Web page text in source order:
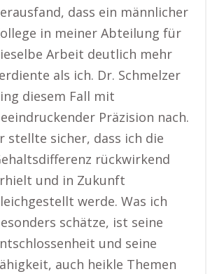
dass ein männlicher
in meiner Abteilung für
Arbeit deutlich mehr
als ich. Dr. Schmelzer
diesem Fall mit
Präzision nach.
stellte sicher, dass ich die
rückwirkend
und in Zukunft
werde. Was ich
schätze, ist seine
und seine
auch heikle Themen